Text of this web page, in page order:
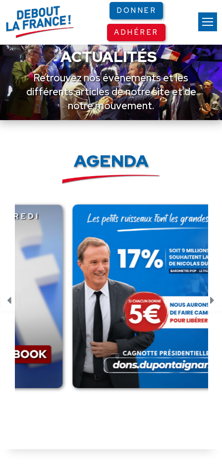
DONNER
ADHÉRER
ACTUALITÉS
Retrouvez nos événements et les
différents articles de notre site et de
notre mouvement.
AGENDA
Panneau de gestion des cookies